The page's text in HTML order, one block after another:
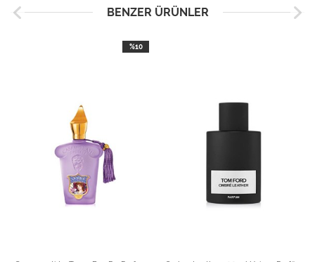
BENZER ÜRÜNLER
%10